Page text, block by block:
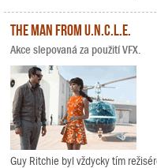
The Man from U.N.C.L.E.
Akce slepovaná za použití VFX.
Guy Ritchie byl vždycky tím